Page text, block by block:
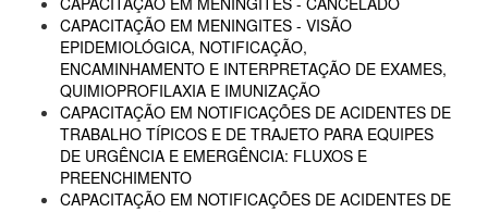
CAPACITAÇÃO EM MENINGITES - VISÃO
EPIDEMIOLÓGICA, NOTIFICAÇÃO,
ENCAMINHAMENTO E INTERPRETAÇÃO DE EXAMES,
QUIMIOPROFILAXIA E IMUNIZAÇÃO
CAPACITAÇÃO EM NOTIFICAÇÕES DE ACIDENTES DE
TRABALHO TÍPICOS E DE TRAJETO PARA EQUIPES
DE URGÊNCIA E EMERGÊNCIA: FLUXOS E
PREENCHIMENTO
CAPACITAÇÃO EM NOTIFICAÇÕES DE ACIDENTES DE